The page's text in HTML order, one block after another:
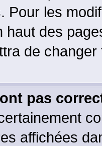
Pour les
haut des
de
pas
affichées